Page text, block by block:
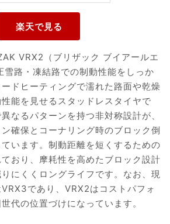
VRX2（ブリザック ブイアールエ
雪路・凍結路での制動性能をしっか
ドヒーティングで濡れた路面や乾燥
能を見せるスタッドレスタイヤで
なるパターンを持つ非対称設計が、
確保とコーナリング時のブロック倒
います。制動距離を短くするための
おり、摩耗性を高めたブロック設計
にくくロングライフです。なお、現
であり、VRX2はコストパフォ
代の位置づけになっています。